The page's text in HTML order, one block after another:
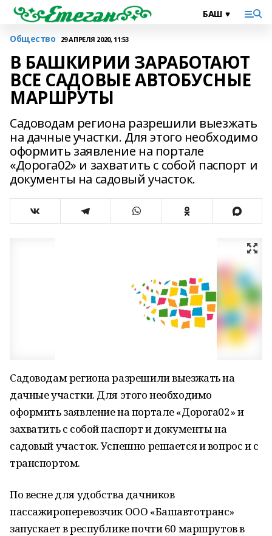
Общество 29 АПРЕЛЯ 2020, 11:53
В БАШКИРИИ ЗАРАБОТАЮТ
ВСЕ САДОВЫЕ АВТОБУСНЫЕ
МАРШРУТЫ
Садоводам региона разрешили выезжать
на дачные участки. Для этого необходимо
оформить заявление на портале
«Дорога02» и захватить с собой паспорт и
документы на садовый участок.
Садоводам региона разрешили выезжать на
дачные участки. Для этого необходимо
оформить заявление на портале «Дорога02» и
захватить с собой паспорт и документы на
садовый участок. Успешно решается и вопрос и с
транспортом.
По весне для удобства дачников
пассажироперевозчик ООО «Башавтотранс»
запускает в республике почти 60 маршрутов в